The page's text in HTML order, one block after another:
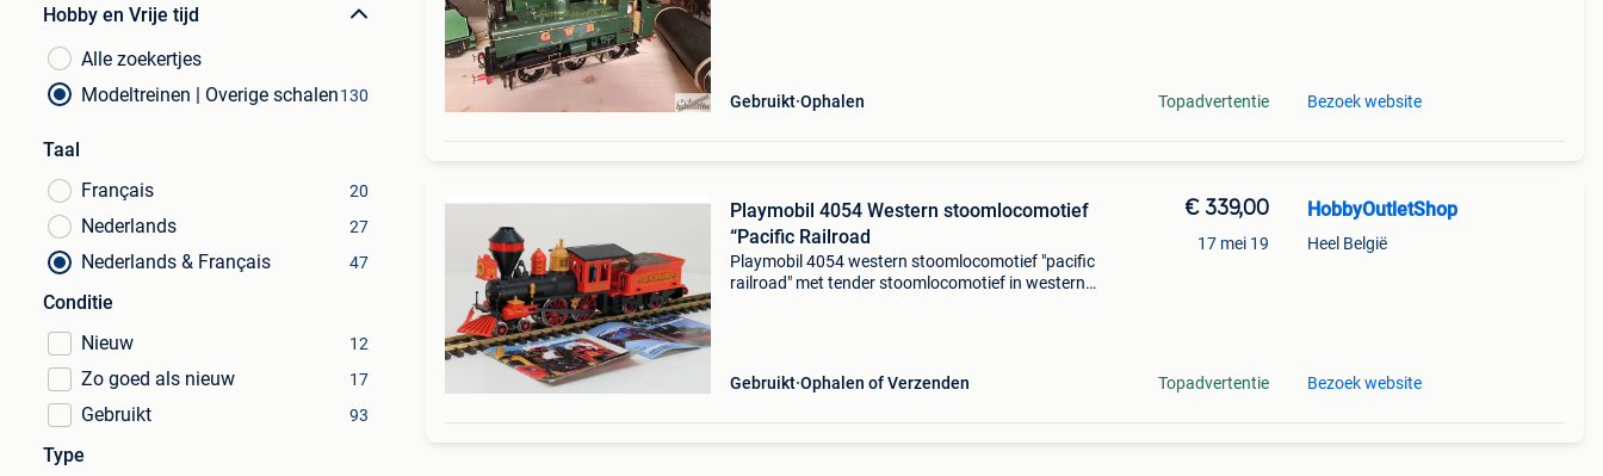
Hobby en Vrije tijd
Alle zoekertjes
Modeltreinen | Overige schalen130
Taal
Français
20
Nederlands 27
Nederlands & Français 47
Conditie
Nieuw
12
Zo goed als nieuw 17
Gebruikt 93
Type
Gebruikt Ophalen Topadvertentie Bezoek website
Playmobil 4054 Western stoomlocomotief
“Pacific Railroad
Playmobil 4054 western stoomlocomotief "pacific
railroad" met tender stoomlocomotief in western
Gebruikt Ophalen of Verzenden
€ 339,00
17 mei 19
Topadvertentie
HobbyOutletShop
Heel België
Bezoek website